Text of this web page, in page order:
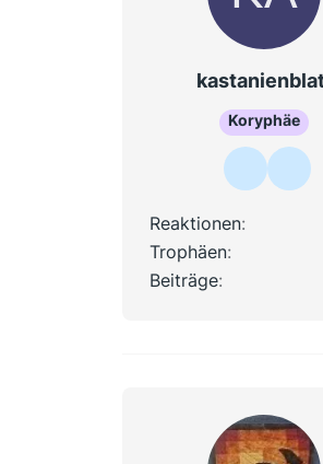
Koryphäe
Reaktionen
Trophäen
Beiträge